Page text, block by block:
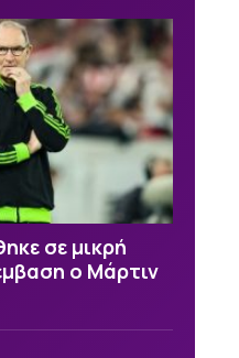
σε μικρή
ο Μάρτιν